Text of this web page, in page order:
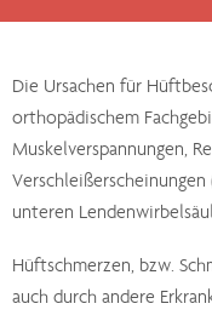
Die Ursachen für
orthopädischem
Muskelverspannungen,
unteren
Hüftschmerzen, bzw.
auch durch andere